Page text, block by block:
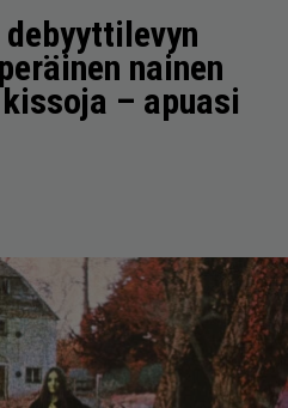
nainen
– apuasi